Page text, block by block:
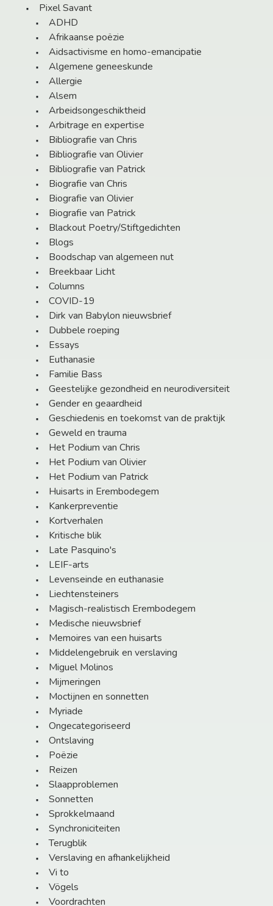
Pixel Savant
ADHD
Afrikaanse poëzie
Aidsactivisme en homo-emancipatie
Algemene geneeskunde
Allergie
Alsem
Arbeidsongeschiktheid
Arbitrage en expertise
Bibliografie van Chris
Bibliografie van Olivier
Bibliografie van Patrick
Biografie van Chris
Biografie van Olivier
Biografie van Patrick
Blackout Poetry/Stiftgedichten
Blogs
Boodschap van algemeen nut
Breekbaar Licht
Columns
COVID-19
Dirk van Babylon nieuwsbrief
Dubbele roeping
Essays
Euthanasie
Familie Bass
Geestelijke gezondheid en neurodiversiteit
Gender en geaardheid
Geschiedenis en toekomst van de praktijk
Geweld en trauma
Het Podium van Chris
Het Podium van Olivier
Het Podium van Patrick
Huisarts in Erembodegem
Kankerpreventie
Kortverhalen
Kritische blik
Late Pasquino's
LEIF-arts
Levenseinde en euthanasie
Liechtensteiners
Magisch-realistisch Erembodegem
Medische nieuwsbrief
Memoires van een huisarts
Middelengebruik en verslaving
Miguel Molinos
Mijmeringen
Moctijnen en sonnetten
Myriade
Ongecategoriseerd
Ontslaving
Poëzie
Reizen
Slaapproblemen
Sonnetten
Sprokkelmaand
Synchroniciteiten
Terugblik
Verslaving en afhankelijkheid
Vi to
Vögels
Voordrachten